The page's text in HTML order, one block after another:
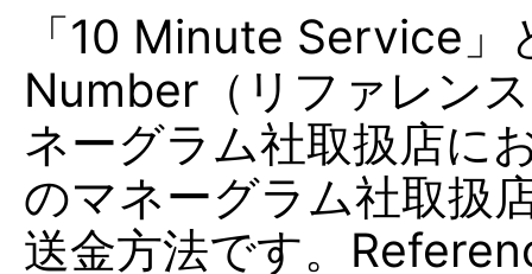
「10 Minute Service
Number（リファレン
ネーグラム社取扱店に
のマネーグラム社取扱
送金方法です。